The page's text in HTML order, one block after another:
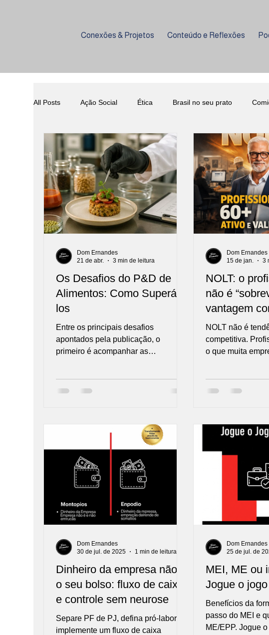
Conexões & Projetos Conteúdo e Reflexões
All Posts Ação Social Ética Brasil no seu prato
Curiosidades Evento Beneficente Enologia Eventos
Mixologia Psicologia na Alimentação Ética
Veganismo Comfort Food Slow Food
Os Desafios do P&D de
Alimentos: Como Superá-
los
Entre os principais desafios
apontados pela publicação, o
primeiro é acompanhar as
Dom Ernandes
21 de abr.
3 min de leitura
NOLT: o
não é
vantagem
NOLT não é
competitiva.
o que muita
Dom Ernandes
15 de jan.
3
Dinheiro da empresa não é
o seu bolso: fluxo de caixa
e controle sem neurose
Separe PF de PJ, defina pró-labore e
implemente um fluxo de caixa
Dom Ernandes
30 de jul. de 2025
1 min de leitura
MEI, ME ou
Jogue o
Benefícios da
passo do MEI e
ME/EPP. Jogue
Dom Ernandes
25 de jul. de